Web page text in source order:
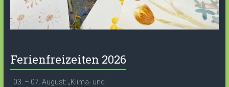
Ferienfreizeiten 2026
03. – 07. August: „Klima- und